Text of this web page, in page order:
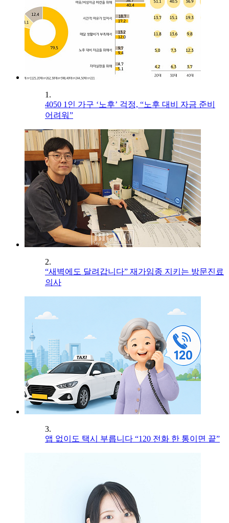
1.
4050 1인 가구 ‘노후’ 걱정, “노후 대비 자금 준비
어려워”
2.
“새벽에도 달려갑니다” 재가임종 지키는 방문진료
의사
3.
앱 없이도 택시 부릅니다 “120 전화 한 통이면 끝”